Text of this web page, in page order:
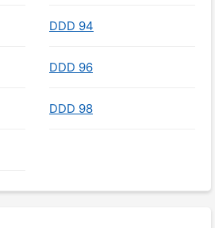
DDD 94
DDD 96
DDD 98